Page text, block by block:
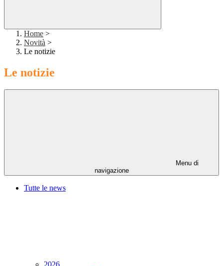
Home >
Novità >
Le notizie
Le notizie
Menu di
navigazione
Tutte le news